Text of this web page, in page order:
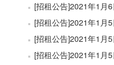
[招租公告]2021年1月
[招租公告]2021年1月
[招租公告]2021年1月
[招租公告]2021年1月